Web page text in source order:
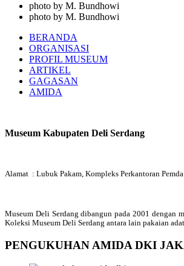
photo by M. Bundhowi
photo by M. Bundhowi
BERANDA
ORGANISASI
PROFIL MUSEUM
ARTIKEL
GAGASAN
AMIDA
Museum Kabupaten Deli Serdang
Alamat : Lubuk Pakam, Kompleks Perkantoran
Museum Deli Serdang dibangun pada 2001 dengan
Koleksi Museum Deli Serdang antara lain pakaian
PENGUKUHAN AMIDA DKI